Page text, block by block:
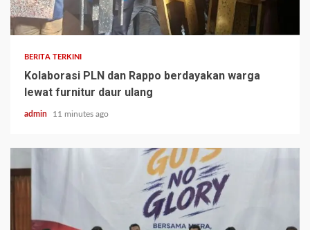
BERITA TERKINI
Kolaborasi PLN dan Rappo berdayakan warga
lewat furnitur daur ulang
admin 11 minutes ago